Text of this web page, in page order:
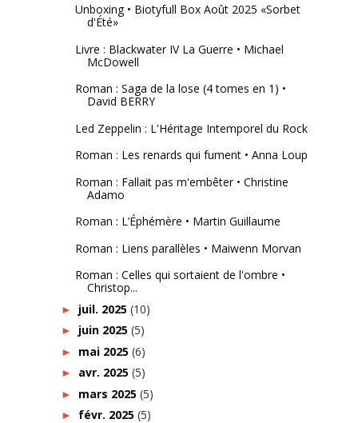
Unboxing • Biotyfull Box Août 2025 «Sorbet
d'Été»
Livre : Blackwater IV La Guerre • Michael
McDowell
Roman : Saga de la lose (4 tomes en 1) •
David BERRY
Led Zeppelin : L'Héritage Intemporel du Rock
Roman : Les renards qui fument • Anna Loup
Roman : Fallait pas m'embêter • Christine
Adamo
Roman : L’Éphémère • Martin Guillaume
Roman : Liens parallèles • Maiwenn Morvan
Roman : Celles qui sortaient de l'ombre •
Christop...
► juil. 2025 (10)
► juin 2025 (5)
► mai 2025 (6)
► avr. 2025 (5)
► mars 2025 (5)
► févr. 2025 (5)